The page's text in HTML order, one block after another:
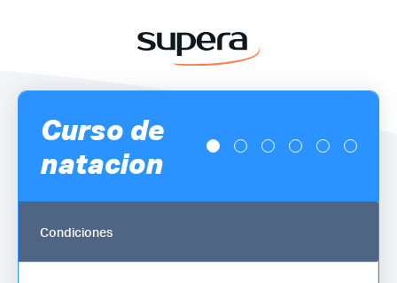
Curso de
natacion
Condiciones